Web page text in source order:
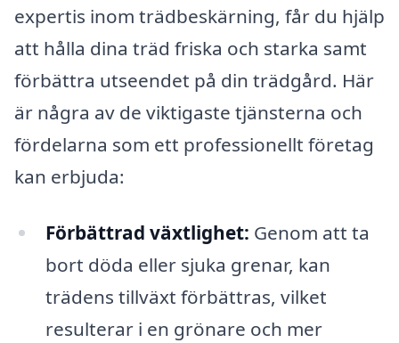
expertis inom trädbeskärning, får du hjälp
att hålla dina träd friska och starka samt
förbättra utseendet på din trädgård. Här
är några av de viktigaste tjänsterna och
fördelarna som ett professionellt företag
kan erbjuda:
Förbättrad växtlighet: Genom att ta
bort döda eller sjuka grenar, kan
trädens tillväxt förbättras, vilket
resulterar i en grönare och mer